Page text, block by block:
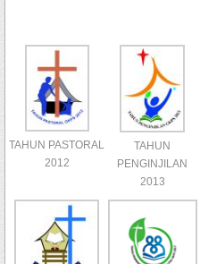
TAHUN PASTORAL
2012
TAHUN
PENGINJILAN
2013